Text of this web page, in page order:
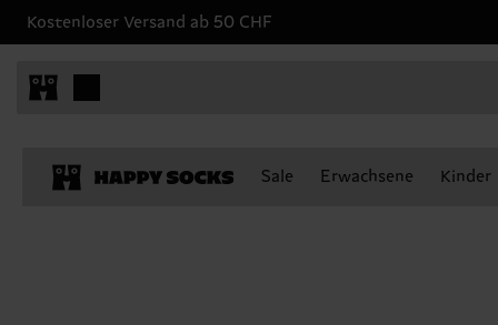
Kostenloser Versand ab 50 CHF
Sale Erwachsene Kinder